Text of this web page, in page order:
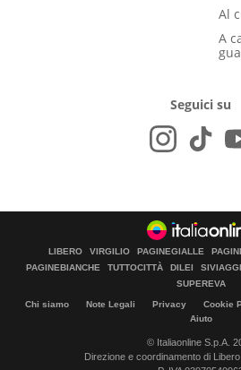
Al
A
Seguici su
LIBERO VIRGILIO PAGINEGIALLE
PAGINEBIANCHE
TUTTOCITTÀ DILEI
SUPEREVA
Chi siamo Note Legali Privacy Cookie
Aiuto
© Italiaonline S.p.A.
Direzione e coordinamento di Libero